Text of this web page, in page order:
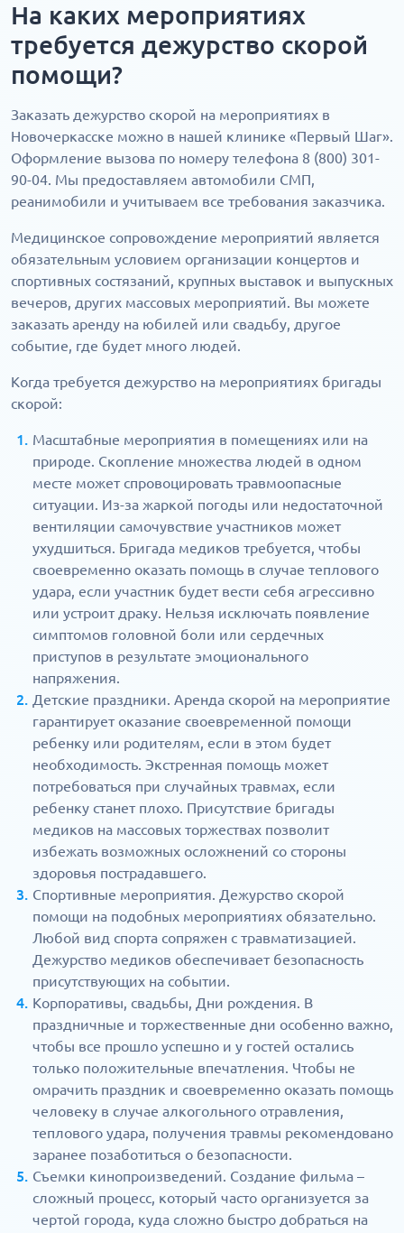
На каких мероприятиях
требуется дежурство скорой
помощи?
Заказать дежурство скорой на мероприятиях в
Новочеркасске можно в нашей клинике «Первый Шаг».
Оформление вызова по номеру телефона 8 (800) 301-
90-04. Мы предоставляем автомобили СМП,
реанимобили и учитываем все требования заказчика.
Медицинское сопровождение мероприятий является
обязательным условием организации концертов и
спортивных состязаний, крупных выставок и выпускных
вечеров, других массовых мероприятий. Вы можете
заказать аренду на юбилей или свадьбу, другое
событие, где будет много людей.
Когда требуется дежурство на мероприятиях бригады
скорой:
Масштабные мероприятия в помещениях или на
природе. Скопление множества людей в одном
месте может спровоцировать травмоопасные
ситуации. Из-за жаркой погоды или недостаточной
вентиляции самочувствие участников может
ухудшиться. Бригада медиков требуется, чтобы
своевременно оказать помощь в случае теплового
удара, если участник будет вести себя агрессивно
или устроит драку. Нельзя исключать появление
симптомов головной боли или сердечных
приступов в результате эмоционального
напряжения.
Детские праздники. Аренда скорой на мероприятие
гарантирует оказание своевременной помощи
ребенку или родителям, если в этом будет
необходимость. Экстренная помощь может
потребоваться при случайных травмах, если
ребенку станет плохо. Присутствие бригады
медиков на массовых торжествах позволит
избежать возможных осложнений со стороны
здоровья пострадавшего.
Спортивные мероприятия. Дежурство скорой
помощи на подобных мероприятиях обязательно.
Любой вид спорта сопряжен с травматизацией.
Дежурство медиков обеспечивает безопасность
присутствующих на событии.
Корпоративы, свадьбы, Дни рождения. В
праздничные и торжественные дни особенно важно,
чтобы все прошло успешно и у гостей остались
только положительные впечатления. Чтобы не
омрачить праздник и своевременно оказать помощь
человеку в случае алкогольного отравления,
теплового удара, получения травмы рекомендовано
заранее позаботиться о безопасности.
Съемки кинопроизведений. Создание фильма –
сложный процесс, который часто организуется за
чертой города, куда сложно быстро добраться на